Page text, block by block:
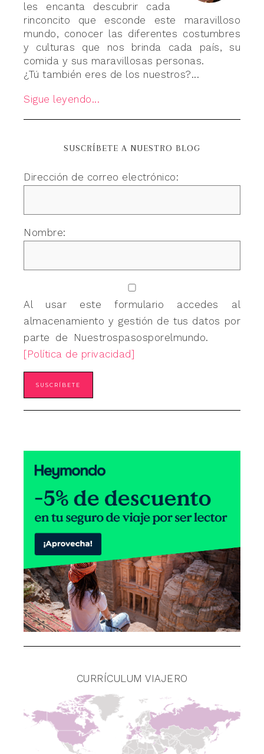
les encanta descubrir cada
rinconcito que esconde este maravilloso
mundo, conocer las diferentes costumbres
y culturas que nos brinda cada país, su
comida y sus maravillosas personas.
¿Tú también eres de los nuestros?...
Sigue leyendo...
SUSCRÍBETE A NUESTRO BLOG
Dirección de correo electrónico:
Nombre:
Al usar este formulario accedes al
almacenamiento y gestión de tus datos por
parte de Nuestrospasosporelmundo.
[Política de privacidad]
CURRÍCULUM VIAJERO